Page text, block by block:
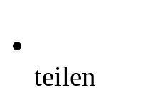
teilen